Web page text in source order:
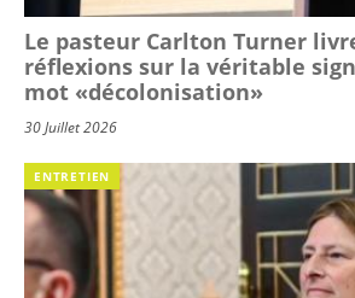
Le pasteur Carlton Turner
réflexions sur la véritable
mot «décolonisation»
30 Juillet 2026
ENTRETIEN